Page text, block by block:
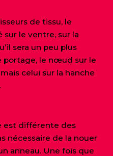
de tissu, le
le ventre, sur la
sera un peu plus
portage, le nœud sur le
celui sur la hanche
est différente des
nécessaire de la nouer
anneau. Une fois que